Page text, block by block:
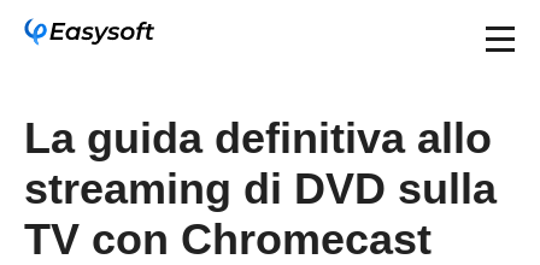
La guida definitiva allo
streaming di DVD sulla
TV con Chromecast